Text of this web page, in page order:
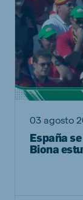
03 agosto
España
Biona